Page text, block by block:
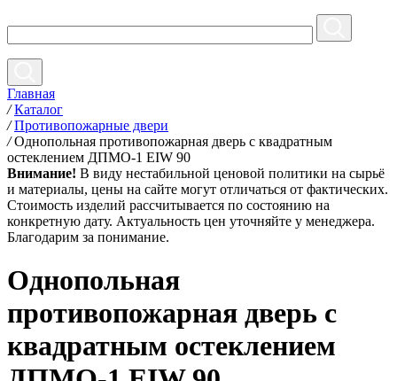
Главная
/ Каталог
/ Противопожарные двери
/ Однопольная противопожарная дверь с квадратным
остеклением ДПМО-1 EIW 90
Внимание! В виду нестабильной ценовой политики на сырьё
и материалы, цены на сайте могут отличаться от фактических.
Стоимость изделий рассчитывается по состоянию на
конкретную дату. Актуальность цен уточняйте у менеджера.
Благодарим за понимание.
Однопольная
противопожарная дверь с
квадратным остеклением